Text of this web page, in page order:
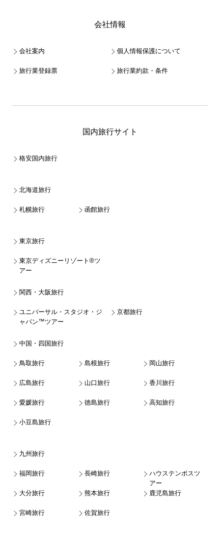
会社情報
会社案内 個人情報保護について
旅行業登録票 旅行業約款・条件
国内旅行サイト
格安国内旅行
北海道旅行
札幌旅行 函館旅行
東京旅行
東京ディズニーリゾート®ツ
アー
関西・大阪旅行
ユニバーサル・スタジオ・ジ
ャパン™ツアー
京都旅行
中国・四国旅行
鳥取旅行 島根旅行 岡山旅行
広島旅行 山口旅行 香川旅行
愛媛旅行 徳島旅行 高知旅行
小豆島旅行
九州旅行
福岡旅行 長崎旅行
ハウステンボスツ
アー
大分旅行
熊本旅行 鹿児島旅行
宮崎旅行 佐賀旅行